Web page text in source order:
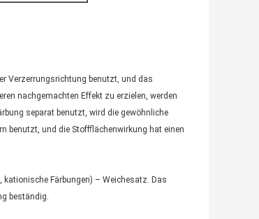
Verzerrungsrichtung benutzt, und das
nachgemachten Effekt zu erzielen, werden
separat benutzt, wird die gewöhnliche
benutzt, und die Stoffflächenwirkung hat einen
Färbungen) – Weichesatz. Das
beständig.